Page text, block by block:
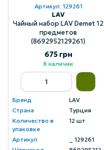
Артикул: 129261
LAV
Чайный набор LAV Demet 12
предметов
(8692952129261)
675 грн
В наличии
Бренд
LAV
Страна
Турция
Количество в
упаковке
12 шт
Артикул
_ 129261